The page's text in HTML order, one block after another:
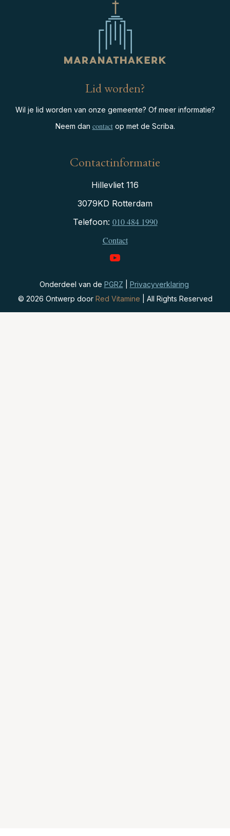
Lid worden?
Wil je lid worden van onze gemeente? Of meer informatie?
Neem dan contactop met de Scriba.
Contactinformatie
Hillevliet 116
3079KD Rotterdam
Telefoon: 010 484 1990
Contact
Onderdeel van de PGRZ
Privacyverklaring
© 2026 Ontwerp door Red Vitamine | All Rights Reserved